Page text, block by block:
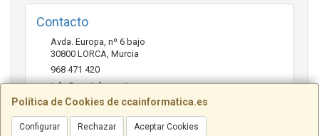
Política de Cookies de ccainformatica.es
Configurar Rechazar Aceptar Cookies
Contacto
Avda. Europa, nº 6 bajo
30800 LORCA Murcia
968 471 420
info@ccainformatica.es
Horario